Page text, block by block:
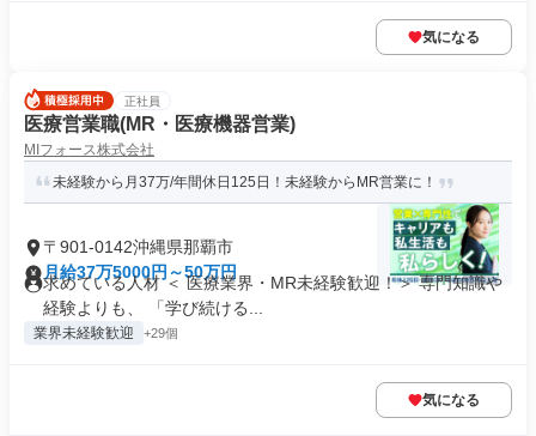
気になる
正社員
医療営業職(MR・医療機器営業)
MIフォース株式会社
未経験から月37万/年間休日125日！未経験からMR営業に！
〒901-0142沖縄県那覇市
月給37万5000円～50万円
求めている人材 ＜ 医療業界・MR未経験歓迎！＞ 専門知識や
経験よりも、 「学び続ける...
業界未経験歓迎 +29個
気になる